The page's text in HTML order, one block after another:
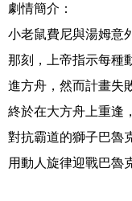
劇情簡介：
小老鼠費尼與湯姆意
那刻，上帝指示每種
進方舟，然而計畫失
終於在大方舟上重逢
對抗霸道的獅子巴魯
用動人旋律迎戰巴魯